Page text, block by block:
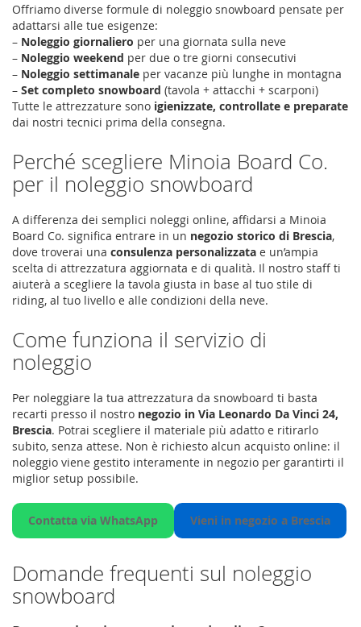
Offriamo diverse formule di noleggio snowboard pensate per
adattarsi alle tue esigenze:
– Noleggio giornaliero per una giornata sulla neve
– Noleggio weekend per due o tre giorni consecutivi
– Noleggio settimanale per vacanze più lunghe in montagna
– Set completo snowboard (tavola + attacchi + scarponi)
Tutte le attrezzature sono igienizzate, controllate e preparate
dai nostri tecnici prima della consegna.
Perché scegliere Minoia Board Co.
per il noleggio snowboard
A differenza dei semplici noleggi online, affidarsi a Minoia
Board Co. significa entrare in un negozio storico di Brescia,
dove troverai una consulenza personalizzata e un’ampia
scelta di attrezzatura aggiornata e di qualità. Il nostro staff ti
aiuterà a scegliere la tavola giusta in base al tuo stile di
riding, al tuo livello e alle condizioni della neve.
Come funziona il servizio di
noleggio
Per noleggiare la tua attrezzatura da snowboard ti basta
recarti presso il nostro negozio in Via Leonardo Da Vinci 24,
Brescia. Potrai scegliere il materiale più adatto e ritirarlo
subito, senza attese. Non è richiesto alcun acquisto online: il
noleggio viene gestito interamente in negozio per garantirti il
miglior setup possibile.
Contatta via WhatsApp Vieni in negozio a Brescia
Domande frequenti sul noleggio
snowboard